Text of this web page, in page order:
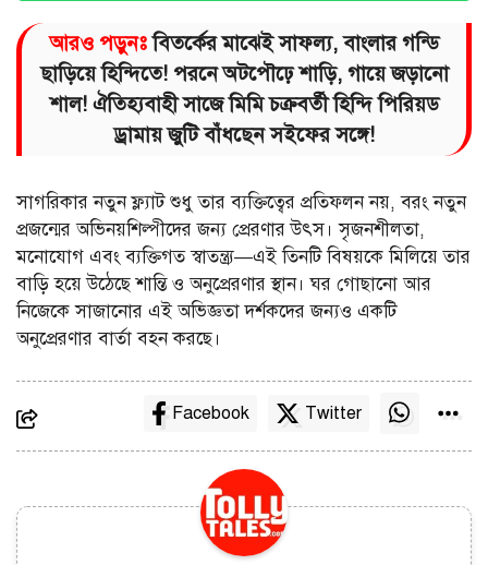
আরও পড়ুনঃবিতর্কের মাঝেই সাফল্য, বাংলার গন্ডি
ছাড়িয়ে হিন্দিতে! পরনে অটপৌঢ়ে শাড়ি, গায়ে জড়ানো
শাল! ঐতিহ্যবাহী সাজে মিমি চক্রবর্তী হিন্দি পিরিয়ড
ড্রামায় জুটি বাঁধছেন সইফের সঙ্গে!
সাগরিকার নতুন ফ্ল্যাট শুধু তার ব্যক্তিত্বের প্রতিফলন নয়, বরং নতুন
প্রজন্মের অভিনয়শিল্পীদের জন্য প্রেরণার উৎস। সৃজনশীলতা,
মনোযোগ এবং ব্যক্তিগত স্বাতন্ত্র্য—এই তিনটি বিষয়কে মিলিয়ে তার
বাড়ি হয়ে উঠেছে শান্তি ও অনুপ্রেরণার স্থান। ঘর গোছানো আর
নিজেকে সাজানোর এই অভিজ্ঞতা দর্শকদের জন্যও একটি
অনুপ্রেরণার বার্তা বহন করছে।
Facebook Twitter